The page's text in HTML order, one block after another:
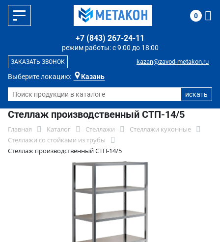
Выберите локацию: Казань
режим работы: с 9:00 до 18:00
+7 (843) 267-24-11
kazan@zavod-metakon.ru
ЗАКАЗАТЬ ЗВОНОК
0
Стеллаж производственный СТП-14/5
Главная Каталог Стеллажи
Стеллажи кухонные
Стеллажи со стойками из трубы
Стеллаж производственный СТП-14/5